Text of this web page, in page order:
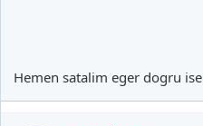
Hemen satalim eger dogru ise